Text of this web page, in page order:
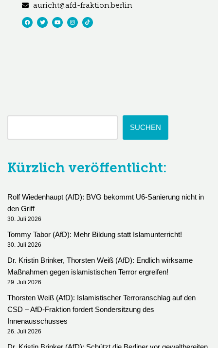
auricht@afd-fraktion.berlin
SUCHEN
Kürzlich veröffentlicht:
Rolf Wiedenhaupt (AfD): BVG bekommt U6-Sanierung nicht in
den Griff
30. Juli 2026
Tommy Tabor (AfD): Mehr Bildung statt Islamunterricht!
30. Juli 2026
Dr. Kristin Brinker, Thorsten Weiß (AfD): Endlich wirksame
Maßnahmen gegen islamistischen Terror ergreifen!
29. Juli 2026
Thorsten Weiß (AfD): Islamistischer Terroranschlag auf den
CSD – AfD-Fraktion fordert Sondersitzung des
Innenausschusses
26. Juli 2026